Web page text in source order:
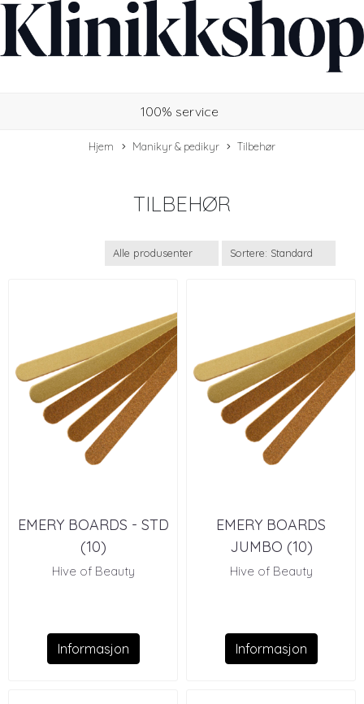
100% service
Hjem Manikyr & pedikyr Tilbehør
TILBEHØR
EMERY BOARDS - STD
(10)
Hive of Beauty
Informasjon
EMERY BOARDS
JUMBO (10)
Hive of Beauty
Informasjon